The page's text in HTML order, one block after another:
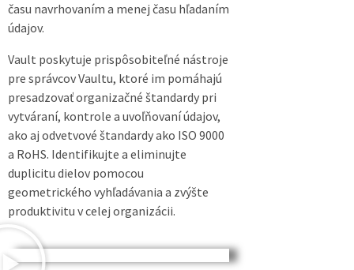
času navrhovaním a menej času hľadaním
údajov.
Vault poskytuje prispôsobiteľné nástroje
pre správcov Vaultu, ktoré im pomáhajú
presadzovať organizačné štandardy pri
vytváraní, kontrole a uvoľňovaní údajov,
ako aj odvetvové štandardy ako ISO 9000
a RoHS. Identifikujte a eliminujte
duplicitu dielov pomocou
geometrického vyhľadávania a zvýšte
produktivitu v celej organizácii.